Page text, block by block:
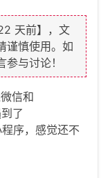
天前】，文
谨慎使用。如
与讨论！
信和
了
序，感觉还不